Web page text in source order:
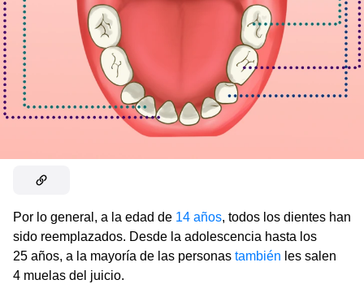
Por lo general, a la edad de 14 años, todos los dientes han
sido reemplazados. Desde la adolescencia hasta los
25 años, a la mayoría de las personas también les salen
4 muelas del juicio.